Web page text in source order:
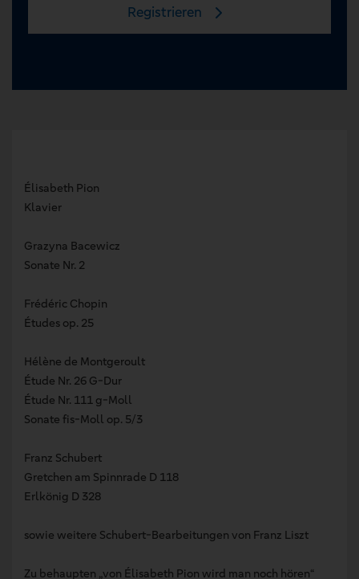
Registrieren
Élisabeth Pion
Klavier
Grazyna Bacewicz
Sonate Nr. 2
Frédéric Chopin
Études op. 25
Hélène de Montgeroult
Étude Nr. 26 G-Dur
Étude Nr. 111 g-Moll
Sonate fis-Moll op. 5/3
Franz Schubert
Gretchen am Spinnrade D 118
Erlkönig D 328
sowie weitere Schubert-Bearbeitungen von Franz Liszt
Zu behaupten „von Élisabeth Pion wird man noch hören“